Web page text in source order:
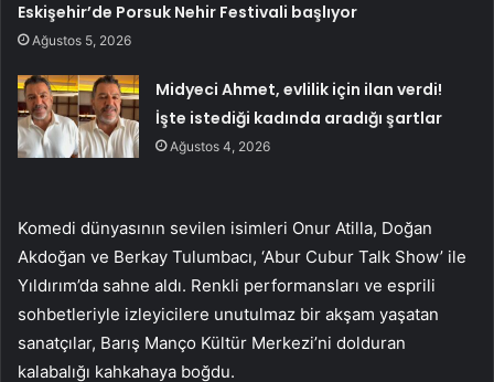
Eskişehir’de Porsuk Nehir Festivali başlıyor
Ağustos 5, 2026
Midyeci Ahmet, evlilik için ilan verdi!
İşte istediği kadında aradığı şartlar
Ağustos 4, 2026
Komedi dünyasının sevilen isimleri Onur Atilla, Doğan
Akdoğan ve Berkay Tulumbacı, ‘Abur Cubur Talk Show’ ile
Yıldırım’da sahne aldı. Renkli performansları ve esprili
sohbetleriyle izleyicilere unutulmaz bir akşam yaşatan
sanatçılar, Barış Manço Kültür Merkezi’ni dolduran
kalabalığı kahkahaya boğdu.